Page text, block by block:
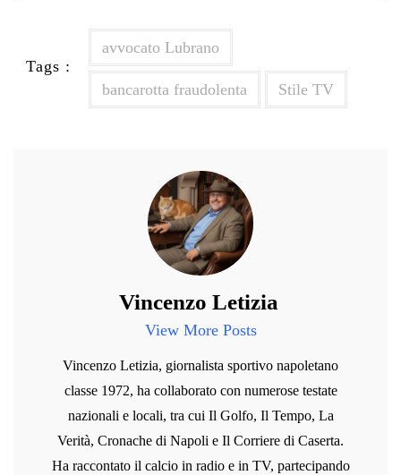
Tags :
avvocato Lubrano
bancarotta fraudolenta Stile TV
Vincenzo Letizia
View More Posts
Vincenzo Letizia, giornalista sportivo napoletano
classe 1972, ha collaborato con numerose testate
nazionali e locali, tra cui Il Golfo, Il Tempo, La
Verità, Cronache di Napoli e Il Corriere di Caserta.
Ha raccontato il calcio in radio e in TV, partecipando